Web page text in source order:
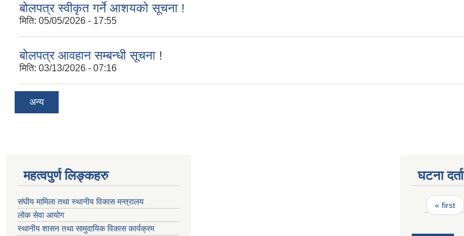
बोलपत्र स्वीकृत गर्ने आशयको सूचना !
मिति: 05/05/2026 - 17:55
बोलपत्र आवहान सम्बन्धी सूचना !
मिति: 03/13/2026 - 07:16
अन्य
महत्वपुर्ण लिङ्कहरु
संघीय मामिला तथा स्थानीय विकास मन्त्रालय
लोक सेवा आयोग
स्थानीय शासन तथा सामुदायिक विकास कार्यक्रम
घटना दर्ता
Pages
« first